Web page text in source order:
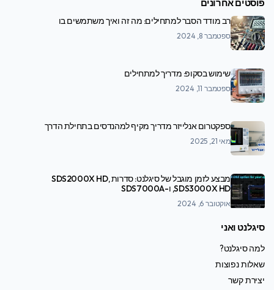
פוסטים אחרונים
רב מודד הסבר למתחילים: מה זה ואיך משתמשים בו
ספטמבר 8, 2024
שימוש בסקופ: מדריך למתחילים
ספטמבר 11, 2024
ספקטרום אנלייזר מדריך מקיף למהנדסים בתחילת הדרך
מאי 21, 2025
מבצע לזמן מוגבל של סיגלנט: סדרות SDS2000X HD,
SDS3000X HD, ו-SDS7000A
אוקטובר 6, 2024
סיגלנט ואני
למה סיגלנט?
שאלות נפוצות
יצירת קשר